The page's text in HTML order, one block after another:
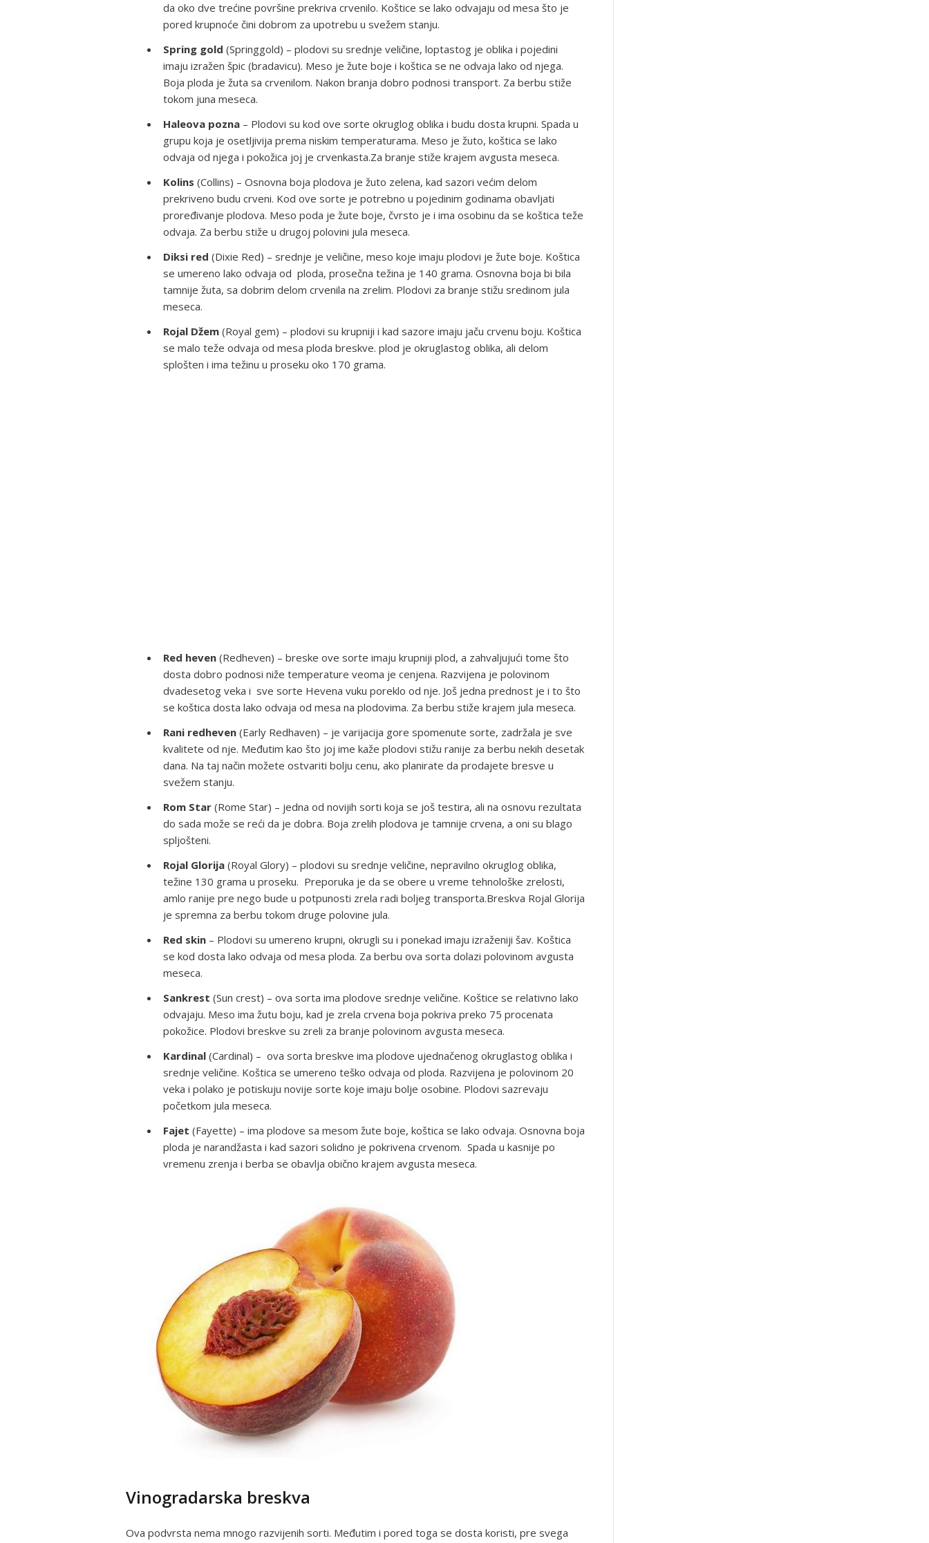
da oko dve trećine površine prekriva crvenilo. Koštice se lako odvajaju od mesa što je
pored krupnoće čini dobrom za upotrebu u svežem stanju.
Spring gold (Springgold) – plodovi su srednje veličine, loptastog je oblika i pojedini
imaju izražen špic (bradavicu). Meso je žute boje i koštica se ne odvaja lako od njega.
Boja ploda je žuta sa crvenilom. Nakon branja dobro podnosi transport. Za berbu stiže
tokom juna meseca.
Haleova pozna – Plodovi su kod ove sorte okruglog oblika i budu dosta krupni. Spada u
grupu koja je osetljivija prema niskim temperaturama. Meso je žuto, koštica se lako
odvaja od njega i pokožica joj je crvenkasta.Za branje stiže krajem avgusta meseca.
Kolins (Collins) – Osnovna boja plodova je žuto zelena, kad sazori većim delom
prekriveno budu crveni. Kod ove sorte je potrebno u pojedinim godinama obavljati
proređivanje plodova. Meso poda je žute boje, čvrsto je i ima osobinu da se koštica teže
odvaja. Za berbu stiže u drugoj polovini jula meseca.
Diksi red (Dixie Red) – srednje je veličine, meso koje imaju plodovi je žute boje. Koštica
se umereno lako odvaja od ploda, prosečna težina je 140 grama. Osnovna boja bi bila
tamnije žuta, sa dobrim delom crvenila na zrelim. Plodovi za branje stižu sredinom jula
meseca.
Rojal Džem (Royal gem) – plodovi su krupniji i kad sazore imaju jaču crvenu boju. Koštica
se malo teže odvaja od mesa ploda breskve. plod je okruglastog oblika, ali delom
splošten i ima težinu u proseku oko 170 grama.
Red heven (Redheven) – breske ove sorte imaju krupniji plod, a zahvaljujući tome što
dosta dobro podnosi niže temperature veoma je cenjena. Razvijena je polovinom
dvadesetog veka i sve sorte Hevena vuku poreklo od nje. Još jedna prednost je i to što
se koštica dosta lako odvaja od mesa na plodovima. Za berbu stiže krajem jula meseca.
Rani redheven (Early Redhaven) – je varijacija gore spomenute sorte, zadržala je sve
kvalitete od nje. Međutim kao što joj ime kaže plodovi stižu ranije za berbu nekih desetak
dana. Na taj način možete ostvariti bolju cenu, ako planirate da prodajete bresve u
svežem stanju.
Rom Star (Rome Star) – jedna od novijih sorti koja se još testira, ali na osnovu rezultata
do sada može se reći da je dobra. Boja zrelih plodova je tamnije crvena, a oni su blago
spljošteni.
Rojal Glorija (Royal Glory) – plodovi su srednje veličine, nepravilno okruglog oblika,
težine 130 grama u proseku. Preporuka je da se obere u vreme tehnološke zrelosti,
amlo ranije pre nego bude u potpunosti zrela radi boljeg transporta.Breskva Rojal Glorija
je spremna za berbu tokom druge polovine jula.
Red skin – Plodovi su umereno krupni, okrugli su i ponekad imaju izraženiji šav. Koštica
se kod dosta lako odvaja od mesa ploda. Za berbu ova sorta dolazi polovinom avgusta
meseca.
Sankrest (Sun crest) – ova sorta ima plodove srednje veličine. Koštice se relativno lako
odvajaju. Meso ima žutu boju, kad je zrela crvena boja pokriva preko 75 procenata
pokožice. Plodovi breskve su zreli za branje polovinom avgusta meseca.
Kardinal (Cardinal) – ova sorta breskve ima plodove ujednačenog okruglastog oblika i
srednje veličine. Koštica se umereno teško odvaja od ploda. Razvijena je polovinom 20
veka i polako je potiskuju novije sorte koje imaju bolje osobine. Plodovi sazrevaju
početkom jula meseca.
Fajet (Fayette) – ima plodove sa mesom žute boje, koštica se lako odvaja. Osnovna boja
ploda je narandžasta i kad sazori solidno je pokrivena crvenom. Spada u kasnije po
vremenu zrenja i berba se obavlja obično krajem avgusta meseca.
Vinogradarska breskva
Ova podvrsta nema mnogo razvijenih sorti. Međutim i pored toga se dosta koristi, pre svega